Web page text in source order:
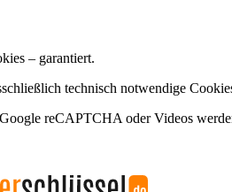
– garantiert.
technisch notwendige
reCAPTCHA oder Videos